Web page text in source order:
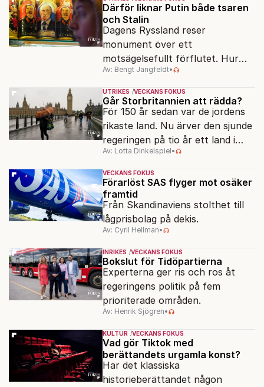
Därför liknar Putin både tsaren
och Stalin
Dagens Ryssland reser
monument över ett
motsägelsefullt förflutet. Hur
kunde två revolutioner förändra
hela samhället – utan att rubba
den ryska statsidén?
Av: Bengt Jangfeldt•
UTRIKES VECKANS FOKUS
Går Storbritannien att rädda?
För 150 år sedan var de jordens
rikaste land. Nu ärver den sjunde
regeringen på tio år ett land i
politiskt och ekonomiskt kaos.
Av: Lotta Dinkelspiel•
VECKANS FOKUS
Förarlöst SAS flyger mot osäker
framtid
Från Skandinaviens stolthet till
lågprisbolag på dekis.
Av: Cyril Hellman•
INRIKES VECKANS FOKUS
Bokslut för Tidöpartierna
Experterna ger ris och ros åt
regeringens politik på fem
prioriterade områden.
Av: Henrik Sjögren•
KULTUR VECKANS FOKUS
Vad gör Tiktok med
berättandets urgamla konst?
Har det klassiska
historieberättandet någon